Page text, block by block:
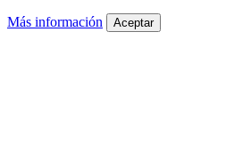
Más información Aceptar